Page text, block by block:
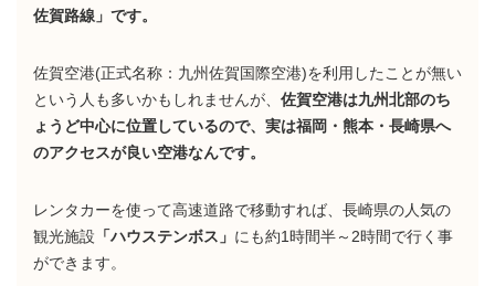
佐賀路線」です。
佐賀空港(正式名称：九州佐賀国際空港)を利用したことが無い
という人も多いかもしれませんが、 佐賀空港は九州北部のち
ょうど中心に位置しているので、実は福岡・熊本・長崎県へ
のアクセスが良い空港なんです。
レンタカーを使って高速道路で移動すれば、長崎県の人気の
観光施設 「ハウステンボス」 にも約1時間半～2時間で行く事
ができます。